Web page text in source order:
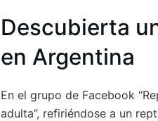
Descubierta
en Argentina
En el grupo de Facebook
adulta”, refiriéndose a un